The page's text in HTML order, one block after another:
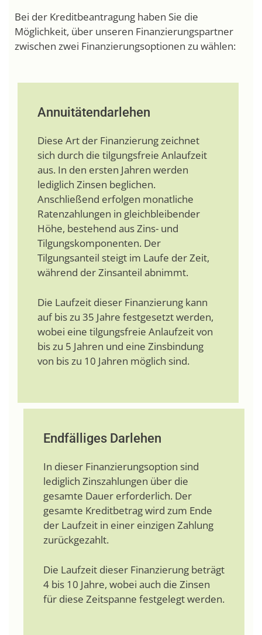
Bei der Kreditbeantragung haben Sie die
Möglichkeit, über unseren Finanzierungspartner
zwischen zwei Finanzierungsoptionen zu wählen:
Annuitätendarlehen
Diese Art der Finanzierung zeichnet
sich durch die tilgungsfreie Anlaufzeit
aus. In den ersten Jahren werden
lediglich Zinsen beglichen.
Anschließend erfolgen monatliche
Ratenzahlungen in gleichbleibender
Höhe, bestehend aus Zins- und
Tilgungskomponenten. Der
Tilgungsanteil steigt im Laufe der Zeit,
während der Zinsanteil abnimmt.
Die Laufzeit dieser Finanzierung kann
auf bis zu 35 Jahre festgesetzt werden,
wobei eine tilgungsfreie Anlaufzeit von
bis zu 5 Jahren und eine Zinsbindung
von bis zu 10 Jahren möglich sind.
Endfälliges Darlehen
In dieser Finanzierungsoption sind
lediglich Zinszahlungen über die
gesamte Dauer erforderlich. Der
gesamte Kreditbetrag wird zum Ende
der Laufzeit in einer einzigen Zahlung
zurückgezahlt.
Die Laufzeit dieser Finanzierung beträgt
4 bis 10 Jahre, wobei auch die Zinsen
für diese Zeitspanne festgelegt werden.